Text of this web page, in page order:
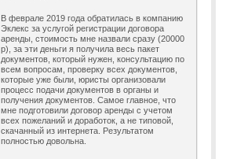
В феврале 2019 года обратилась в компанию
Эклекс за услугой регистрации договора
аренды, стоимость мне назвали сразу (20000
р), за эти деньги я получила весь пакет
документов, который нужен, консультацию по
всем вопросам, проверку всех документов,
которые уже были, юристы организовали
процесс подачи документов в органы и
получения документов. Самое главное, что
мне подготовили договор аренды с учетом
всех пожеланий и доработок, а не типовой,
скачанный из интернета. Результатом
полностью довольна.